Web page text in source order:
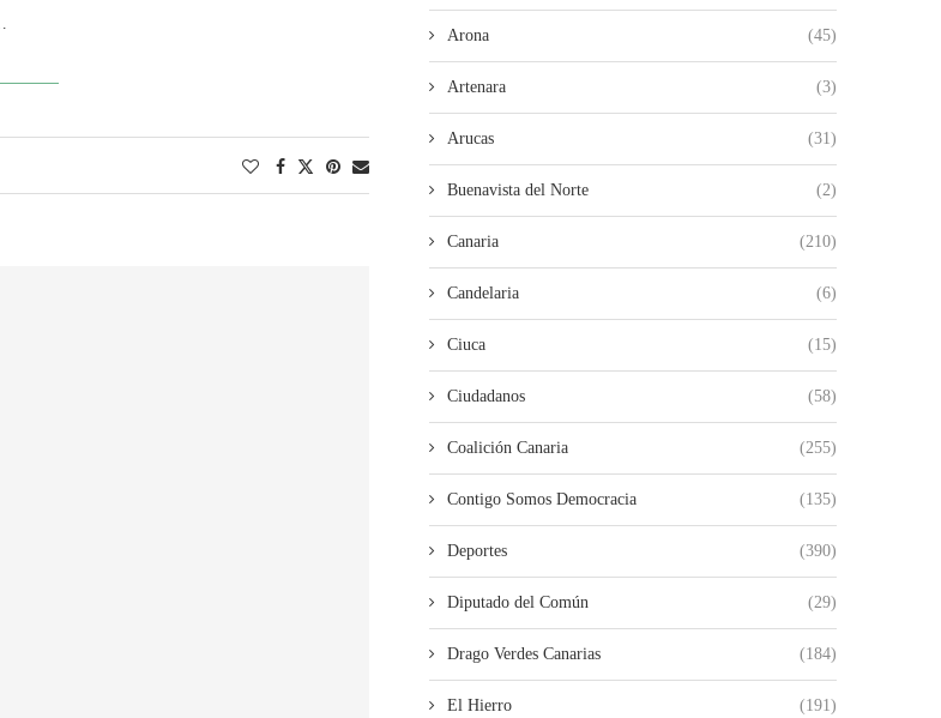
Arona (45)
Artenara (3)
Arucas (31)
Buenavista del Norte (2)
Canaria (210)
Candelaria (6)
Ciuca (15)
Ciudadanos (58)
Coalición Canaria (255)
Contigo Somos Democracia (135)
Deportes (390)
Diputado del Común (29)
Drago Verdes Canarias (184)
El Hierro (191)